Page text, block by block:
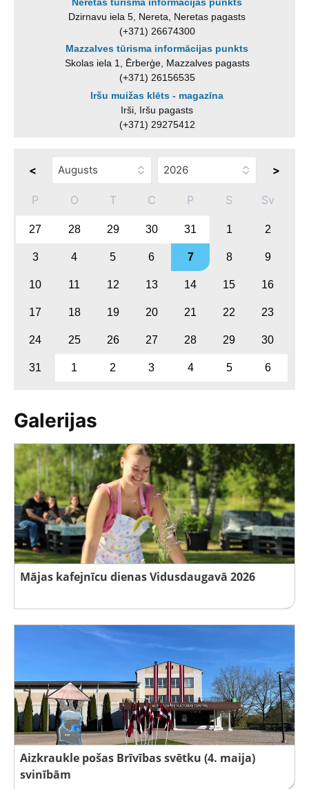
Dzirnavu iela 5, Nereta, Neretas pagasts
(+371) 26674300
Mazzalves tūrisma informācijas punkts
Skolas iela 1, Ērberģe, Mazzalves pagasts
(+371) 26156535
Iršu muižas klēts - magazīna
Irši, Iršu pagasts
(+371) 29275412
< >
P O T C P S Sv
27 28 29 30 31 1 2
3 4 5 6 7 8 9
10 11 12 13 14 15 16
17 18 19 20 21 22 23
24 25 26 27 28 29 30
31 1 2 3 4 5 6
Galerijas
Mājas kafejnīcu dienas Vidusdaugavā 2026
Aizkraukle pošas Brīvības svētku (4. maija)
svinībām